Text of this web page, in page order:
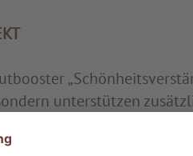
unterstützen
Hautbedürfnis